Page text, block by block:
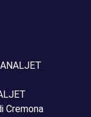
Cremona